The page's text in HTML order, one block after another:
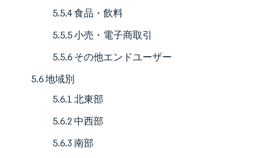
5.5.4 食品・飲料
5.5.5 小売・電子商取引
5.5.6 その他エンドユーザー
5.6 地域別
5.6.1 北東部
5.6.2 中西部
5.6.3 南部